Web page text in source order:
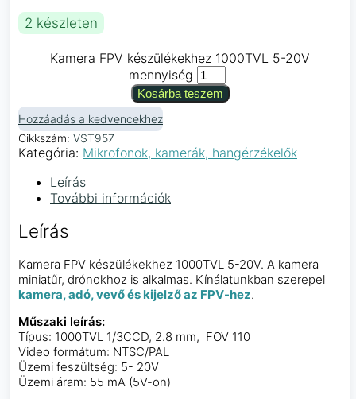
2 készleten
Kamera FPV készülékekhez 1000TVL 5-20V
mennyiség
Kosárba teszem
Hozzáadás a kedvencekhez
Cikkszám: VST957
Kategória: Mikrofonok, kamerák, hangérzékelők
Leírás
További információk
Leírás
Kamera FPV készülékekhez 1000TVL 5-20V. A kamera
miniatűr, drónokhoz is alkalmas. Kínálatunkban szerepel
kamera, adó, vevő és kijelző az FPV-hez.
Műszaki leírás:
Típus: 1000TVL 1/3CCD, 2.8 mm, FOV 110
Video formátum: NTSC/PAL
Üzemi feszültség: 5- 20V
Üzemi áram: 55 mA (5V-on)